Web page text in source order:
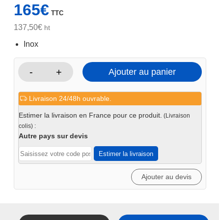
165€ TTC
137,50€ht
Inox
-
quantité
Plan
de
double
inox
-
+ Ajouter au panier
Livraison 24/48h ouvrable.
Estimer la livraison en France pour ce produit. (Livraison
colis) :
Autre pays sur devis
Estimer la livraison
Ajouter au devis